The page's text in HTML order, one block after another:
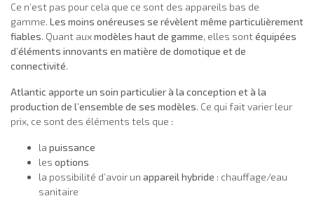
Ce n’est pas pour cela que ce sont des appareils bas de
gamme. Les moins onéreuses se révèlent même particulièrement
fiables. Quant auxmodèles haut de gamme, elles sontéquipées
d’éléments innovants en matière de domotique et de
connectivité.
Atlantic apporte un soin particulier à la conception et à la
production de l’ensemble de ses modèles. Ce qui fait varier leur
prix, ce sont des éléments tels que :
la puissance
les options
la possibilité d’avoir un appareil hybride : chauffage/eau
sanitaire